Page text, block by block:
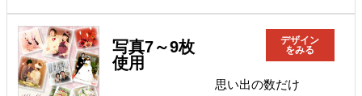
写真7～9枚
使用
デザイン
をみる
思い出の数だけ